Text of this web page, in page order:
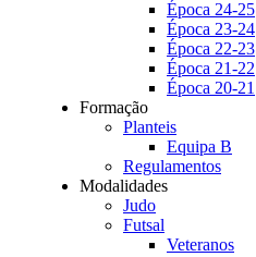
Época 24-25
Época 23-24
Época 22-23
Época 21-22
Época 20-21
Formação
Planteis
Equipa B
Regulamentos
Modalidades
Judo
Futsal
Veteranos